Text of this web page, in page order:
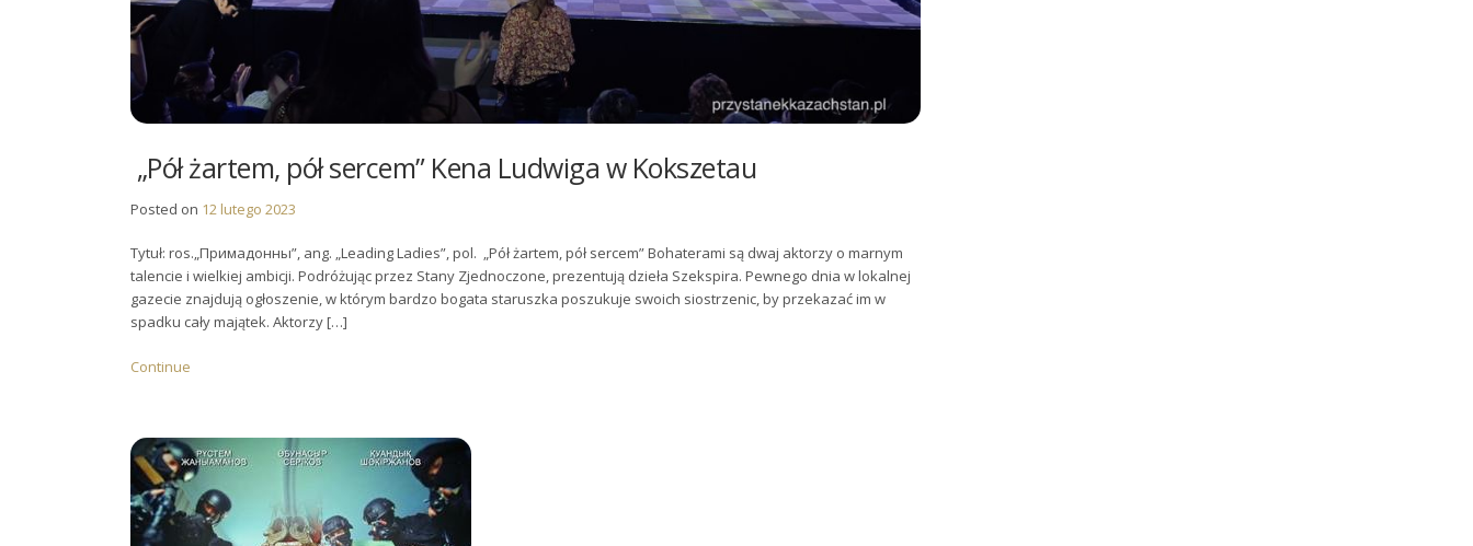
„Pół żartem, pół sercem” Kena Ludwiga w Kokszetau
Posted on 12 lutego 2023
Tytuł: ros.„Примадонны”, ang. „Leading Ladies”, pol. „Pół żartem, pół sercem” Bohaterami są dwaj aktorzy o marnym
talencie i wielkiej ambicji. Podróżując przez Stany Zjednoczone, prezentują dzieła Szekspira. Pewnego dnia w lokalnej
gazecie znajdują ogłoszenie, w którym bardzo bogata staruszka poszukuje swoich siostrzenic, by przekazać im w
spadku cały majątek. Aktorzy […]
Continue